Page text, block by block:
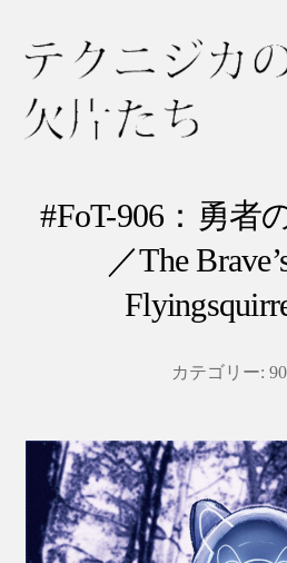
ニ
た
ち
#FoT-906：勇者
／The
カテゴリー: